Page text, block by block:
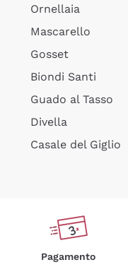
Ornellaia
Mascarello
Gosset
Biondi Santi
Guado al Tasso
Divella
Casale del Giglio
Pagamento